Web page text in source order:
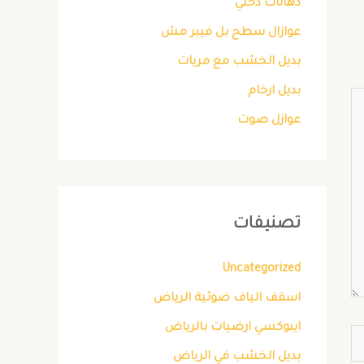
دهانات دخلي
عوازال سطح بل فيبر مش
بديل الخشب مع مريات
بديل ارخام
عوازل صوت
تصنيفات
Uncategorized
اسقف الياف ضوئية الرياض
ايبوكسي ارضيات بالرياض
بديل الخشب في الرياض